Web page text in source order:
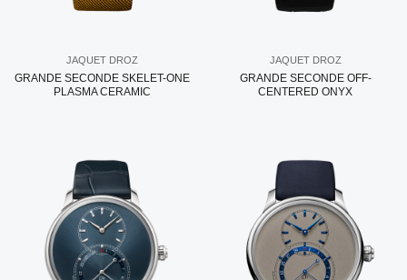
JAQUET DROZ
GRANDE SECONDE SKELET-ONE
PLASMA CERAMIC
JAQUET DROZ
GRANDE SECONDE OFF-
CENTERED ONYX